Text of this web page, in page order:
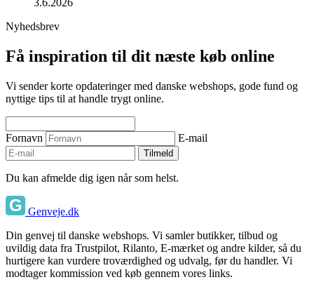
3.6.2026
Nyhedsbrev
Få inspiration til dit næste køb online
Vi sender korte opdateringer med danske webshops, gode fund og
nyttige tips til at handle trygt online.
Fornavn E-mail
Tilmeld
Du kan afmelde dig igen når som helst.
Genveje.dk
Din genvej til danske webshops. Vi samler butikker, tilbud og
uvildig data fra Trustpilot, Rilanto, E-mærket og andre kilder, så du
hurtigere kan vurdere troværdighed og udvalg, før du handler. Vi
modtager kommission ved køb gennem vores links.